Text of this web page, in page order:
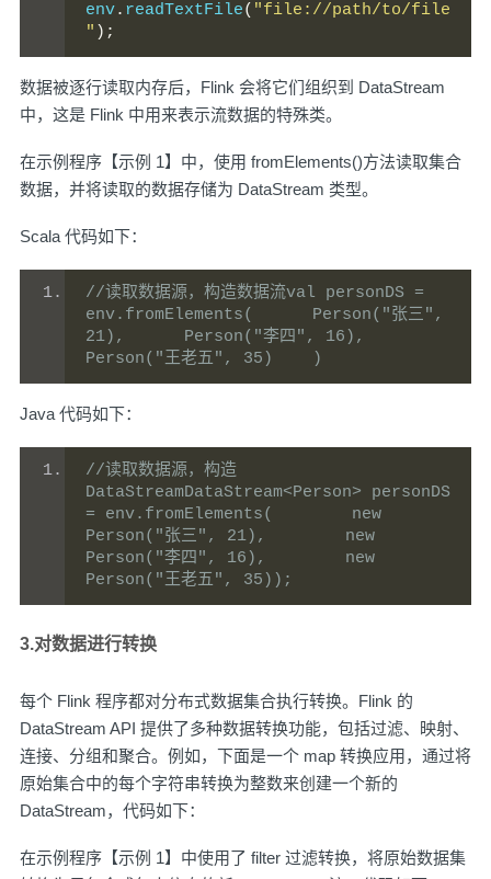
env. readTextFile( "file://path/to/file
" );
数据被逐行读取内存后，Flink 会将它们组织到 DataStream
中，这是 Flink 中用来表示流数据的特殊类。
在示例程序【示例 1】中，使用 fromElements()方法读取集合
数据，并将读取的数据存储为 DataStream 类型。
Scala 代码如下：
//读取数据源，构造数据流val personDS =
env.fromElements(      Person("张三",
21),      Person("李四", 16),
Person("王老五", 35)    )
Java 代码如下：
//读取数据源，构造
DataStreamDataStream<Person> personDS
= env.fromElements(        new
Person("张三", 21),        new
Person("李四", 16),        new
Person("王老五", 35));
3.对数据进行转换
每个 Flink 程序都对分布式数据集合执行转换。Flink 的
DataStream API 提供了多种数据转换功能，包括过滤、映射、
连接、分组和聚合。例如，下面是一个 map 转换应用，通过将
原始集合中的每个字符串转换为整数来创建一个新的
DataStream，代码如下：
在示例程序【示例 1】中使用了 filter 过滤转换，将原始数据集